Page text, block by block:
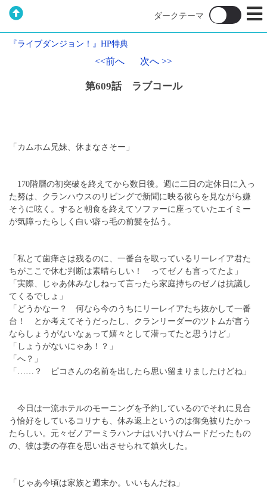
『ライブダンジョン！』HP特典
<<前へ 次へ >>
第609話 ラブコール
「カムホム兄妹、休まなさそー」
170階層の初突破を終えてから数日後。週に二日の定休日に入っ
た努は、クランハウスのリビングで新聞に映る彼らを見ながら嫌
そうに呟く。すると朝食を終えてソファーに座っていたエイミー
が気障ったらしく白い癖っ毛の前髪を払う。
「私とて歯痒さは残るのに、一番台を取っているリーレイア君た
ちがここで休む判断は素晴らしい！ ってゼノも言ってたよ」
「実際、じゃあ休みなしねって言ったら家庭持ちのゼノは抗議し
てくるでしょ」
「どうかなー？ 何なら今のうちにリーレイアたち抜かして一番
台！ とか考えてそうだったし、クランリーダーのツトムが言う
ならしょうがないなぁって嬉々として潜ってたと思うけど」
「しょうがないにゃあ！？」
「へ？」
「……？ ピコさんの名前を出したら思い留まりましたけどね」
今日は一流ホテルのモーニングを予約しているのでそれに見合
う恰好をしているコリナも、休み返上というのは御免被りたかっ
たらしい。元々ゼノアーミラハンナはいけいけムードだったもの
の、彼は妻の存在を思い出させられて鎮火した。
「じゃあ今頃は家族と週末か。いいもんだね」